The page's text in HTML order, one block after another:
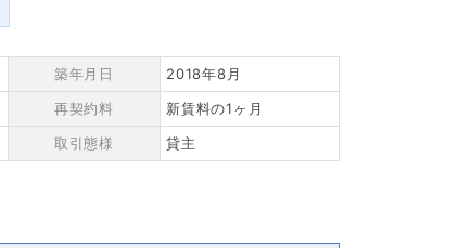
築年月日
2018年8月
再契約料
新賃料の1ヶ月
取引態様 貸主